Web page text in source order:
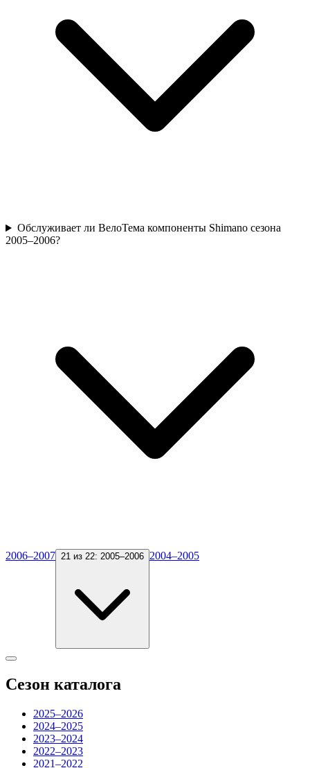
Обслуживает ли ВелоТема компоненты Shimano сезона
2005–2006?
2006–2007 21 из 22: 2005–2006 2004–2005
Сезон каталога
2025–2026
2024–2025
2023–2024
2022–2023
2021–2022